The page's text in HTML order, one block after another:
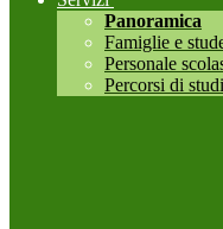
Panoramica
Famiglie e
Personale
Percorsi di